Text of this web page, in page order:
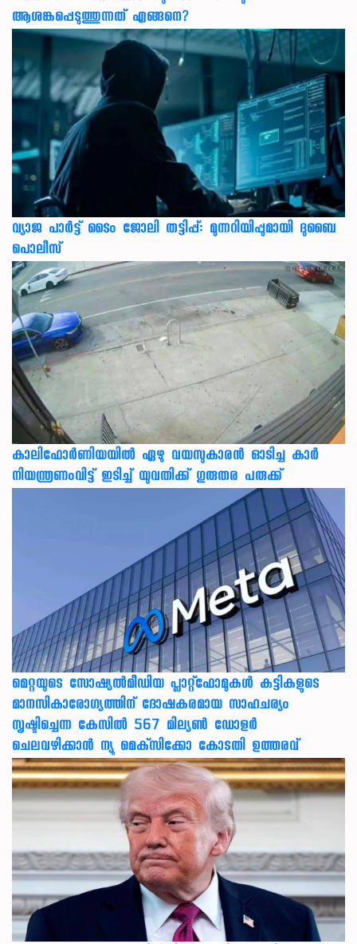
ആശങ്കപ്പെടുത്തുന്നത് എങ്ങനെ?
വ്യാജ പാർട്ട് ടൈം ജോലി തട്ടിപ്പ്: മുന്നറിയിപ്പുമായി ദുബൈ
പൊലീസ്
കാലിഫോര്‍ണിയയില്‍ ഏഴു വയസുകാരന്‍ ഓടിച്ച കാര്‍
നിയന്ത്രണംവിട്ട് ഇടിച്ച് യുവതിക്ക് ഗുരുതര പരുക്ക്
മെറ്റയുടെ സോഷ്യല്‍മീഡിയ പ്ലാറ്റ്‌ഫോമുകള്‍ കുട്ടികളുടെ
മാനസികാരോഗ്യത്തിന് ദോഷകരമായ സാഹചര്യം
സൃഷ്ടിച്ചെന്ന കേസില്‍ 567 മില്യണ്‍ ഡോളര്‍
ചെലവഴിക്കാന്‍ ന്യൂ മെക്‌സിക്കോ കോടതി ഉത്തരവ്